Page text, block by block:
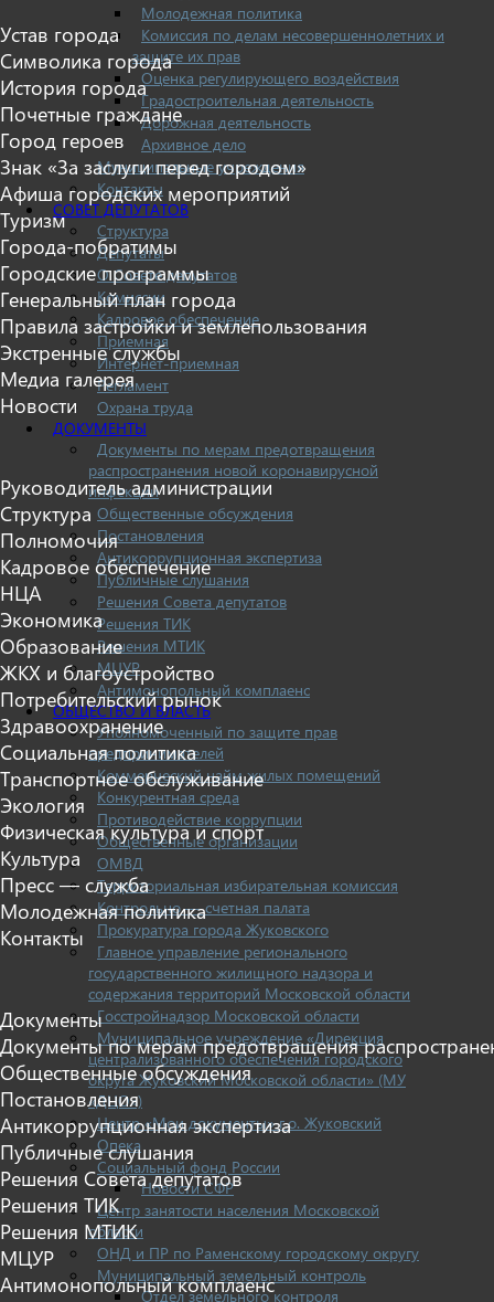
Молодежная политика
Комиссия по делам несовершеннолетних и
защите их прав
Оценка регулирующего воздействия
Градостроительная деятельность
Дорожная деятельность
Архивное дело
Муниципальные учреждения
Контакты
СОВЕТ ДЕПУТАТОВ
Структура
Депутаты
О Совете депутатов
Комиссии
Кадровое обеспечение
Приемная
Интернет-приемная
Регламент
Охрана труда
ДОКУМЕНТЫ
Документы по мерам предотвращения
распространения новой коронавирусной
инфекции
Общественные обсуждения
Постановления
Антикоррупционная экспертиза
Публичные слушания
Решения Совета депутатов
Решения ТИК
Решения МТИК
МЦУР
Антимонопольный комплаенс
ОБЩЕСТВО И ВЛАСТЬ
Уполномоченный по защите прав
предпринимателей
Коммерческий найм жилых помещений
Конкурентная среда
Противодействие коррупции
Общественные организации
ОМВД
Территориальная избирательная комиссия
Контрольно — счетная палата
Прокуратура города Жуковского
Главное управление регионального
государственного жилищного надзора и
содержания территорий Московской области
Госстройнадзор Московской области
Муниципальное учреждение «Дирекция
централизованного обеспечения городского
округа Жуковский Московской области» (МУ
«ДЦО»)
Центр «Мои документы» г.о. Жуковский
Опека
Социальный фонд России
Новости СФР
Центр занятости населения Московской
области
ОНД и ПР по Раменскому городскому округу
Муниципальный земельный контроль
Отдел земельного контроля
Устав города
Символика города
История города
Почетные граждане
Город героев
Знак «За заслуги перед городом»
Афиша городских мероприятий
Туризм
Города-побратимы
Городские программы
Генеральный план города
Правила застройки и землепользования
Экстренные службы
Медиа галерея
Новости
Руководитель администрации
Структура
Полномочия
Кадровое обеспечение
НЦА
Экономика
Образование
ЖКХ и благоустройство
Потребительский рынок
Здравоохранение
Социальная политика
Транспортное обслуживание
Экология
Физическая культура и спорт
Культура
Пресс — служба
Молодежная политика
Контакты
Документы
Документы по мерам предотвращения
Общественные обсуждения
Постановления
Антикоррупционная экспертиза
Публичные слушания
Решения Совета депутатов
Решения ТИК
Решения МТИК
МЦУР
Антимонопольный комплаенс